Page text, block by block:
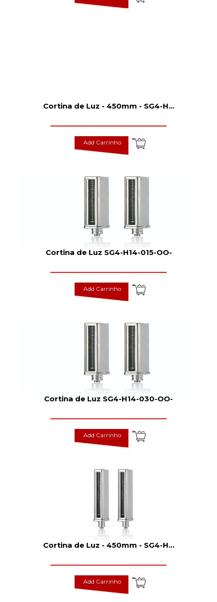
Cortina de Luz - 450mm - SG4-H...
Add Carrinho
Cortina de Luz SG4-H14-015-OO-
Add Carrinho
Cortina de Luz SG4-H14-030-OO-
Add Carrinho
Cortina de Luz - 450mm - SG4-H...
Add Carrinho